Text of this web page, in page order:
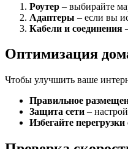
Роутер – выбирайте
Адаптеры – если вы
Кабели и соединения
Оптимизация
Чтобы улучшить ваше
Правильное
Защита сети –
Избегайте перегрузки